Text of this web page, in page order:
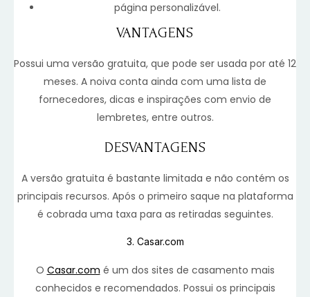
página personalizável.
VANTAGENS
Possui uma versão gratuita, que pode ser usada por até 12
meses. A noiva conta ainda com uma lista de
fornecedores, dicas e inspirações com envio de
lembretes, entre outros.
DESVANTAGENS
A versão gratuita é bastante limitada e não contém os
principais recursos. Após o primeiro saque na plataforma
é cobrada uma taxa para as retiradas seguintes.
3. Casar.com
O Casar.com é um dos sites de casamento mais
conhecidos e recomendados. Possui os principais